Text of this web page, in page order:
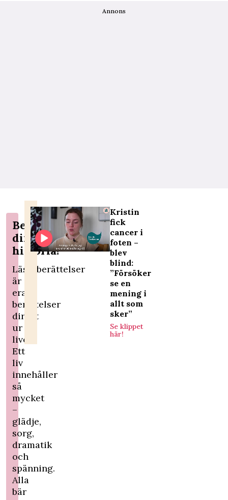
Annons
Berätta
din
historia!
Läsarberättelser
är
era
berättelser
direkt
ur
livet.
Ett
liv
innehåller
så
mycket
–
glädje,
sorg,
dramatik
och
spänning.
Alla
bär
Kristin
fick
cancer i
foten –
blev
blind:
”Försöker
se en
mening i
allt som
sker”
Se klippet
här!